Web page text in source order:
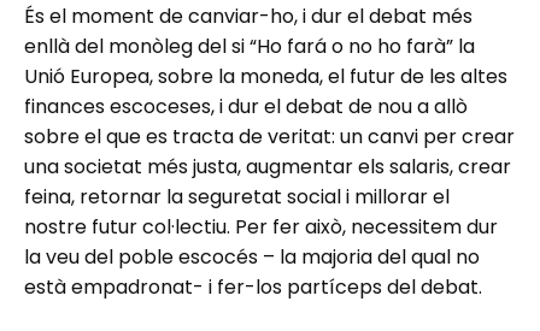
És el moment de canviar-ho, i dur el debat més
enllà del monòleg del si “Ho fará o no ho farà” la
Unió Europea, sobre la moneda, el futur de les altes
finances escoceses, i dur el debat de nou a allò
sobre el que es tracta de veritat: un canvi per crear
una societat més justa, augmentar els salaris, crear
feina, retornar la seguretat social i millorar el
nostre futur col·lectiu. Per fer això, necessitem dur
la veu del poble escocés – la majoria del qual no
està empadronat- i fer-los partíceps del debat.